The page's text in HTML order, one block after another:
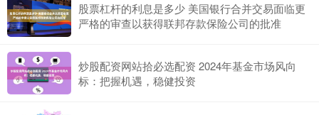
股票杠杆的利息是多少 美国银行合并交易面临更
严格的审查以获得联邦存款保险公司的批准
炒股配资网站拾必选配资 2024年基金市场风向
标：把握机遇，稳健投资